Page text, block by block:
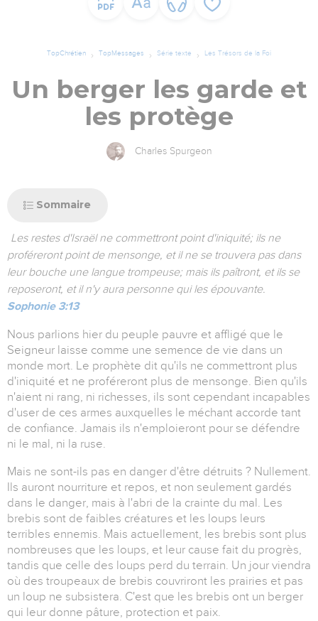
TopChrétien TopMessages Série texte Les Trésors de la Foi
Un berger les garde et
les protège
Charles Spurgeon
Sommaire
Les restes d'Israël ne commettront point d'iniquité; ils ne
proféreront point de mensonge, et il ne se trouvera pas dans
leur bouche une langue trompeuse; mais ils paîtront, et ils se
reposeront, et il n'y aura personne qui les épouvante.
Sophonie 3:13
Nous parlions hier du peuple pauvre et affligé que le
Seigneur laisse comme une semence de vie dans un
monde mort. Le prophète dit qu'ils ne commettront plus
d'iniquité et ne proféreront plus de mensonge. Bien qu'ils
n'aient ni rang, ni richesses, ils sont cependant incapables
d'user de ces armes auxquelles le méchant accorde tant
de confiance. Jamais ils n'emploieront pour se défendre
ni le mal, ni la ruse.
Mais ne sont-ils pas en danger d'être détruits ? Nullement.
Ils auront nourriture et repos, et non seulement gardés
dans le danger, mais à l'abri de la crainte du mal. Les
brebis sont de faibles créatures et les loups leurs
terribles ennemis. Mais actuellement, les brebis sont plus
nombreuses que les loups, et leur cause fait du progrès,
tandis que celle des loups perd du terrain. Un jour viendra
où des troupeaux de brebis couvriront les prairies et pas
un loup ne subsistera. C'est que les brebis ont un berger
qui leur donne pâture, protection et paix.